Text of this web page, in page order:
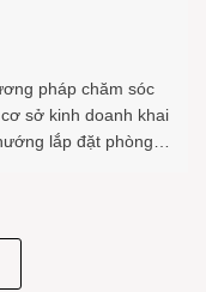
pháp chăm sóc
sở kinh doanh khai
lắp đặt phòng